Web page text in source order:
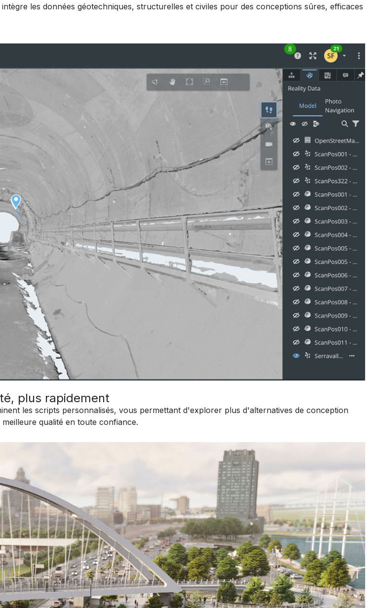
les données géotechniques, structurelles et civiles pour des conceptions sûres, efficaces
plus rapidement
les scripts personnalisés, vous permettant d'explorer plus d'alternatives de conception
qualité en toute confiance.